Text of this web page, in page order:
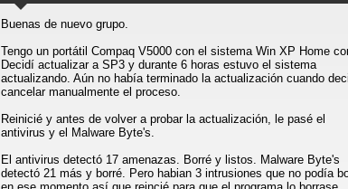
Buenas de nuevo grupo.
Tengo un portátil Compaq V5000 con el sistema Win XP Home
Decidí actualizar a SP3 y durante 6 horas estuvo el sistema
actualizando. Aún no había terminado la actualización cuando
cancelar manualmente el proceso.
Reinicié y antes de volver a probar la actualización, le pasé el
antivirus y el Malware Byte's.
El antivirus detectó 17 amenazas. Borré y listos. Malware Byte's
detectó 21 más y borré. Pero habian 3 intrusiones que no podía